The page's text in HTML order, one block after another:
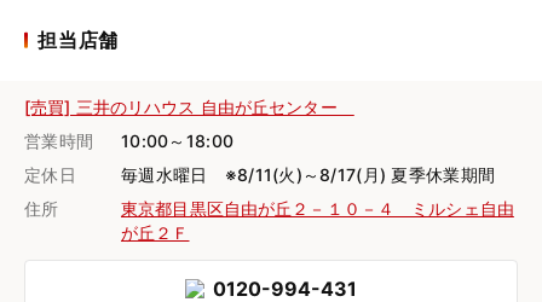
担当店舗
[売買] 三井のリハウス 自由が丘センター
営業時間
10:00～18:00
定休日
毎週水曜日 ※8/11(火)～8/17(月) 夏季休業期間
住所
東京都目黒区自由が丘２－１０－４ ミルシェ自由
が丘２Ｆ
0120-994-431